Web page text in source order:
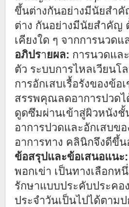
ขึ้นต่างกันอย่างมีนัยสำ
ต่าง กันอย่างมีนัยสำคัญ
เคียงใด ๆ จากการนวดแ
อภิปรายผล: การนวดแล
ตัว ระบบการไหลเวียน
การอักเสบเรื้อรังของข้
สรรพคุณลดอาการปวด
ดูดซึมผ่านเข้าสู่ผิวหนังชั้
อาการปวดและอักเสบขอ
อาการทาง คลินิกจึงดีขึ้น
ข้อสรุปและข้อเสนอแนะ:
พอกเข่า เป็นทางเลือกห
รักษาแบบประคับประคอ
ประจำวันเป็นไปได้ตาม